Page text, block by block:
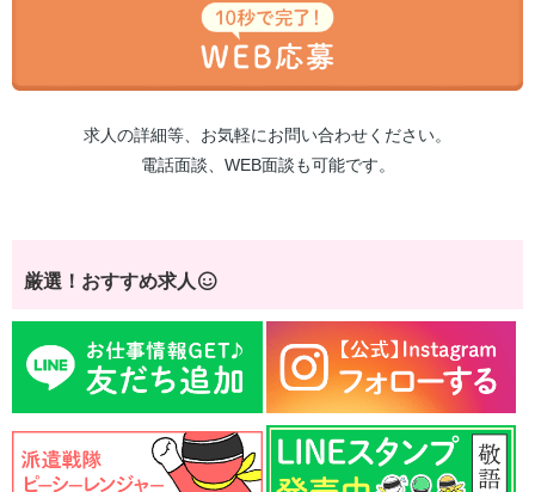
求人の詳細等、お気軽にお問い合わせください。
電話面談、WEB面談も可能です。
厳選！おすすめ求人